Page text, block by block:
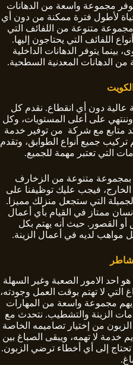
مجموعة واسعة من الدهانات
لأطول فترة ممكنة من دون أي
متنوعة من اللفائف التي
اللفائف التي يحتاجون إليها.
يتوفر الدهانات الداخلية
من الدهانات المعدنية السطحية.
عالية دون أي انقطاع. نقدم كل
وننتهي على أعلى المستويات، وكل
متابع مع شركة من توفير خدمة
تركيب جميع أنواع الطوابق، وتقدم
التي تعتبر مهمة للجميع.
بمجموعة متنوعة من الزخارف
الخارج، فيجب عليك توظيفنا على
الجميلة التي ستجعل منزلك مميزا.
ممتاز في القيام بأي أعمال
أو القصور. حيث أنه يهتم بكل
مواهب لديه في أعمال الزينة.
احد الامور الصعبة وغير السهلة
التي لا تهتم بوقت العمل وجودته،
مجموعة واسعة من المهارات
الزينة والتشطيب. نتحدث مع
من إختيار تصاميمه الخاصة
لا تهمه، ويبقى الصباغ بين
تحتاج إلى أي أخطاء ترضي الزبون.